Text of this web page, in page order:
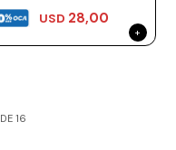
USD 28,00
DE 16